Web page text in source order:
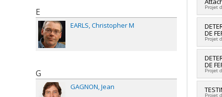
Co-
Morel
Projet
Co-
DE
Projet
DE
Projet
Projet
E
EARLS Christopher M
G
GAGNON Jean